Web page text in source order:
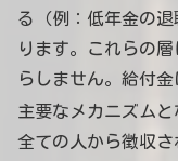
る（例：低年金の
ります。これらの
らしません。給付
主要なメカニズム
全ての人から徴収